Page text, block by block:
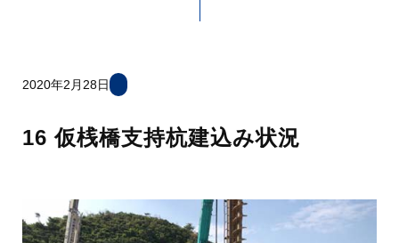
2020年2月28日
16 仮桟橋支持杭建込み状況